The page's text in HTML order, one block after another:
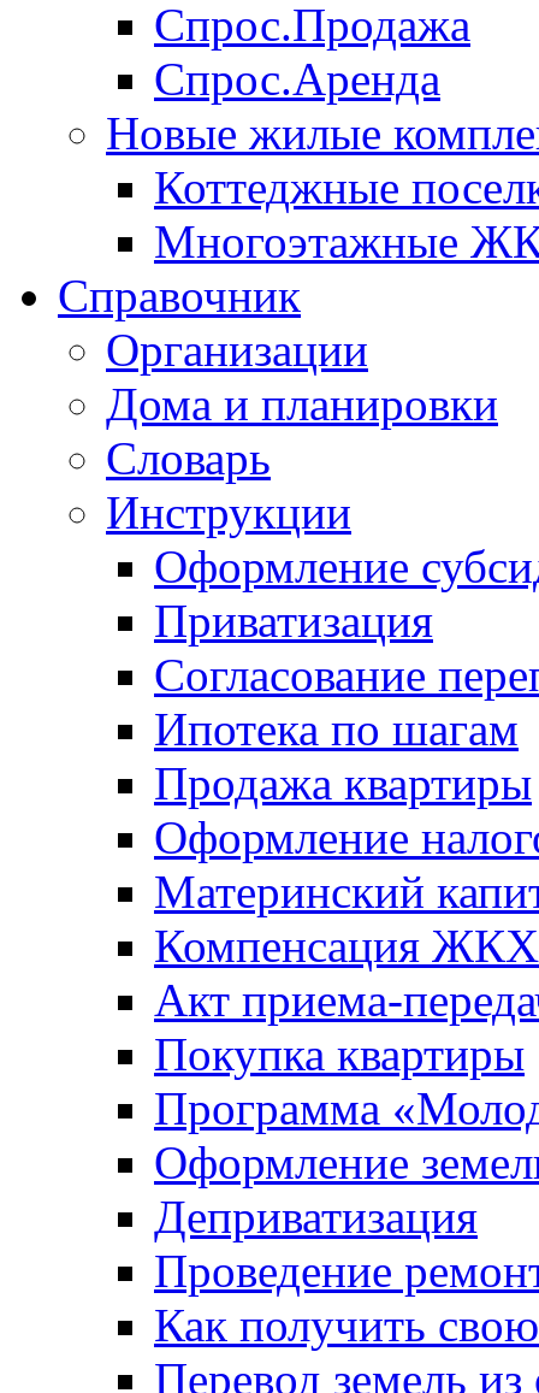
Спрос.Продажа
Спрос.Аренда
Новые жилые
Коттеджные
Многоэтажные
Справочник
Организации
Дома и планировки
Словарь
Инструкции
Оформление
Приватизация
Согласование
Ипотека по шагам
Продажа квартиры
Оформление
Материнский
Компенсация ЖКХ
Акт приема-
Покупка квартиры
Программа
Оформление
Деприватизация
Проведение
Как получить
Перевод земель